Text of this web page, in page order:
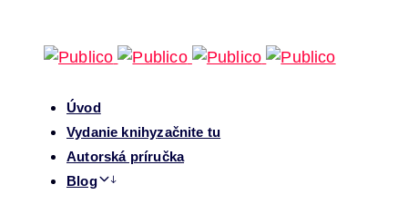
Úvod
Vydanie knihyzačnite tu
Autorská príručka
Blog